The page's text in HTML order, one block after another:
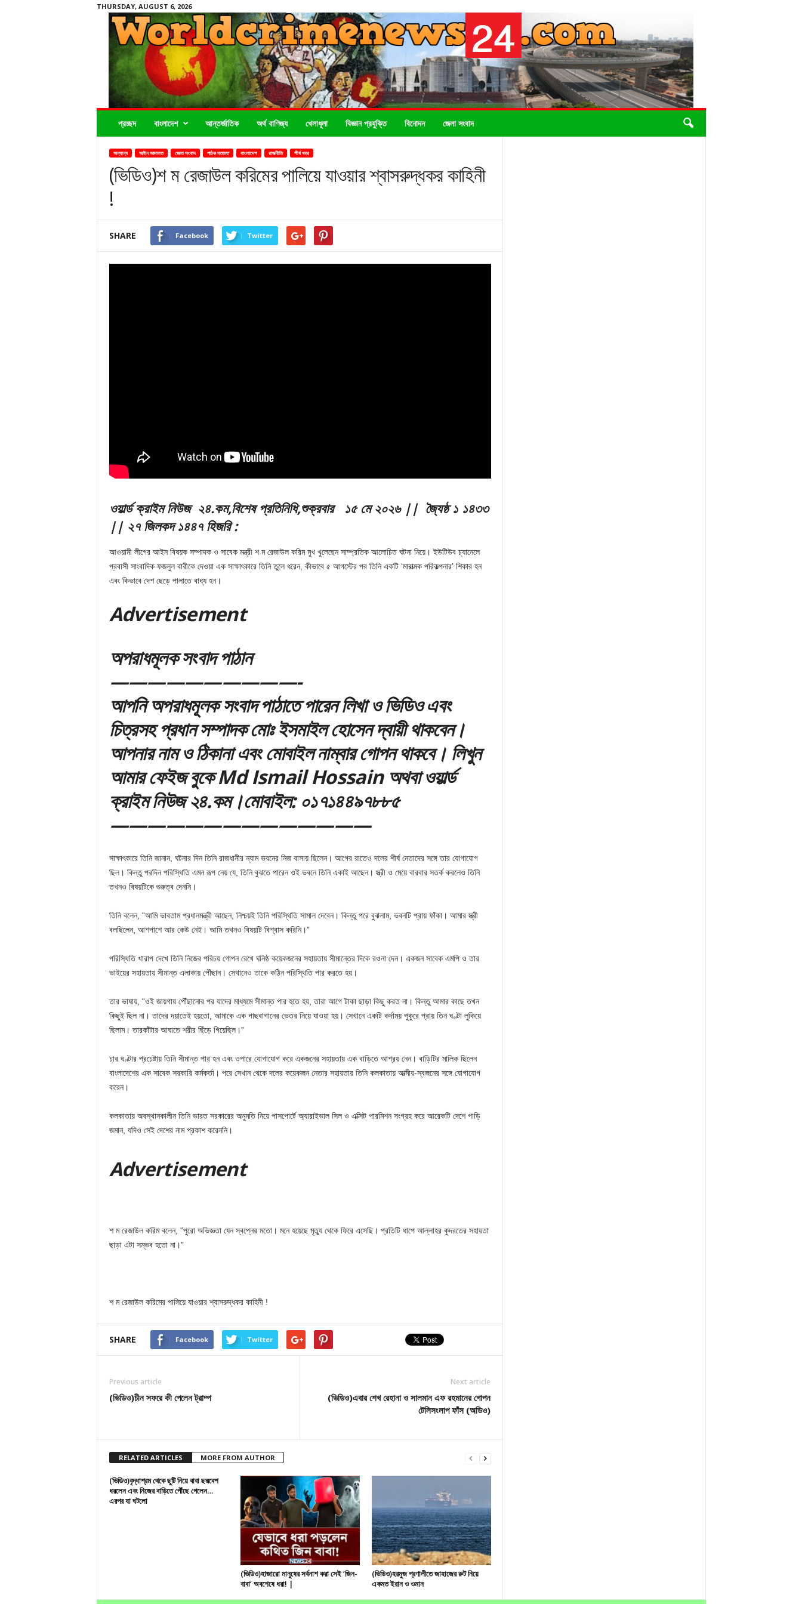
THURSDAY, AUGUST 6, 2026
প্রচ্ছদ বাংলাদেশ আন্তর্জাতিক অর্থ বাণিজ্য খেলাধূলা বিজ্ঞান প্রযুক্তি বিনোদন জেলা সংবাদ
অন্যান্য আইন আদালত জেলা সংবাদ পাঠক মতামত বাংলাদেশ রাজনীতি শীর্ষ খবর
(ভিডিও)শ ম রেজাউল করিমের পালিয়ে যাওয়ার শ্বাসরুদ্ধকর কাহিনী
!
SHARE Facebook Twitter
ওয়ার্ল্ড ক্রাইম নিউজ ২৪.কম,বিশেষ প্রতিনিধি,শুক্রবার ১৫ মে ২০২৬ || জ্যৈষ্ঠ ১ ১৪৩৩
|| ২৭ জিলকদ ১৪৪৭ হিজরি:
আওয়ামী লীগের আইন বিষয়ক সম্পাদক ও সাবেক মন্ত্রী শ ম রেজাউল করিম মুখ খুলেছেন সাম্প্রতিক আলোচিত ঘটনা নিয়ে। ইউটিউব চ্যানেলে
প্রবাসী সাংবাদিক ফজলুল বারীকে দেওয়া এক সাক্ষাৎকারে তিনি তুলে ধরেন, কীভাবে ৫ আগস্টের পর তিনি একটি ‘মারাত্মক পরিকল্পনার’ শিকার হন
এবং কিভাবে দেশ ছেড়ে পালাতে বাধ্য হন।
Advertisement
অপরাধমূলক সংবাদ পাঠান
——————————-
আপনি অপরাধমূলক সংবাদ পাঠাতে পারেন লিখা ও ভিডিও এবং
চিত্রসহ প্রধান সম্পাদক মোঃ ইসমাইল হোসেন দ্বায়ী থাকবেন।
আপনার নাম ও ঠিকানা এবং মোবাইল নাম্বার গোপন থাকবে। লিখুন
আমার ফেইজ বুকে Md Ismail Hossain অথবা ওয়ার্ল্ড
ক্রাইম নিউজ ২৪.কম।মোবাইল: ০১৭১৪৪৯৭৮৮৫
——————————————
সাক্ষাৎকারে তিনি জানান, ঘটনার দিন তিনি রাজধানীর ন্যাম ভবনের নিজ বাসায় ছিলেন। আগের রাতেও দলের শীর্ষ নেতাদের সঙ্গে তার যোগাযোগ
ছিল। কিন্তু পরদিন পরিস্থিতি এমন রূপ নেয় যে, তিনি বুঝতে পারেন ওই ভবনে তিনি একাই আছেন। স্ত্রী ও মেয়ে বারবার সতর্ক করলেও তিনি
তখনও বিষয়টিকে গুরুত্ব দেননি।
তিনি বলেন, “আমি ভাবতাম প্রধানমন্ত্রী আছেন, নিশ্চয়ই তিনি পরিস্থিতি সামাল দেবেন। কিন্তু পরে বুঝলাম, ভবনটি প্রায় ফাঁকা। আমার স্ত্রী
বলছিলেন, আশপাশে আর কেউ নেই। আমি তখনও বিষয়টি বিশ্বাস করিনি।”
পরিস্থিতি খারাপ দেখে তিনি নিজের পরিচয় গোপন রেখে ঘনিষ্ঠ কয়েকজনের সহায়তায় সীমান্তের দিকে রওনা দেন। একজন সাবেক এমপি ও তার
ভাইয়ের সহায়তায় সীমান্ত এলাকায় পৌঁছান। সেখানেও তাকে কঠিন পরিস্থিতি পার করতে হয়।
তার ভাষায়, “ওই জায়গায় পৌঁছানোর পর যাদের মাধ্যমে সীমান্ত পার হতে হয়, তারা আগে টাকা ছাড়া কিছু করত না। কিন্তু আমার কাছে তখন
কিছুই ছিল না। তাদের দয়াতেই হয়তো, আমাকে এক গাছবাগানের ভেতর নিয়ে যাওয়া হয়। সেখানে একটি কর্দাময় পুকুরে প্রায় তিন ঘণ্টা লুকিয়ে
ছিলাম। তারকাঁটার আঘাতে শরীর ছিঁড়ে গিয়েছিল।”
চার ঘণ্টার প্রচেষ্টায় তিনি সীমান্ত পার হন এবং ওপারে যোগাযোগ করে একজনের সহায়তায় এক বাড়িতে আশ্রয় নেন। বাড়িটির মালিক ছিলেন
বাংলাদেশের এক সাবেক সরকারি কর্মকর্তা। পরে সেখান থেকে দলের কয়েকজন নেতার সহায়তায় তিনি কলকাতায় আত্মীয়-স্বজনের সঙ্গে যোগাযোগ
করেন।
কলকাতায় অবস্থানকালীন তিনি ভারত সরকারের অনুমতি নিয়ে পাসপোর্টে অ্যারাইভাল সিল ও এক্সিট পারমিশন সংগ্রহ করে আরেকটি দেশে পাড়ি
জমান, যদিও সেই দেশের নাম প্রকাশ করেননি।
Advertisement
শ ম রেজাউল করিম বলেন, “পুরো অভিজ্ঞতা যেন স্বপ্নের মতো। মনে হয়েছে মৃত্যু থেকে ফিরে এসেছি। প্রতিটি ধাপে আল্লাহর কুদরতের সহায়তা
ছাড়া এটা সম্ভব হতো না।”
শ ম রেজাউল করিমের পালিয়ে যাওয়ার শ্বাসরুদ্ধকর কাহিনী !
SHARE Facebook Twitter
Previous article
(ভিডিও)চীন সফরে কী পেলেন ট্রাম্প
Next article
(ভিডিও)এবার শেখ রেহানা ও সালমান এফ রহমানের গোপন
টেলিসংলাপ ফাঁস (অডিও)
RELATED ARTICLES MORE FROM AUTHOR
(ভিডিও)বৃদ্ধাশ্রম থেকে ছুটি নিয়ে বাবা ছদ্মবেশ
ধরলেন এবং নিজের বাড়িতে পৌঁছে গেলেন…
এরপর যা ঘটলো
(ভিডিও)হাজারো মানুষের সর্বনাশ করা সেই ’জিন-
বাবা’ অবশেষে ধরা! |
(ভিডিও)হরমুজ প্রণালীতে জাহাজের রুট নিয়ে
একমত ইরান ও ওমান